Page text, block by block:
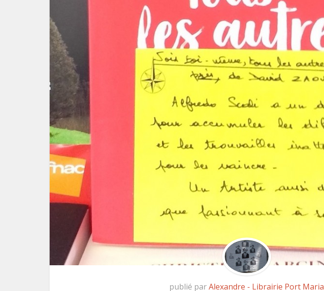
publié parAlexandre - Librairie Port Maria